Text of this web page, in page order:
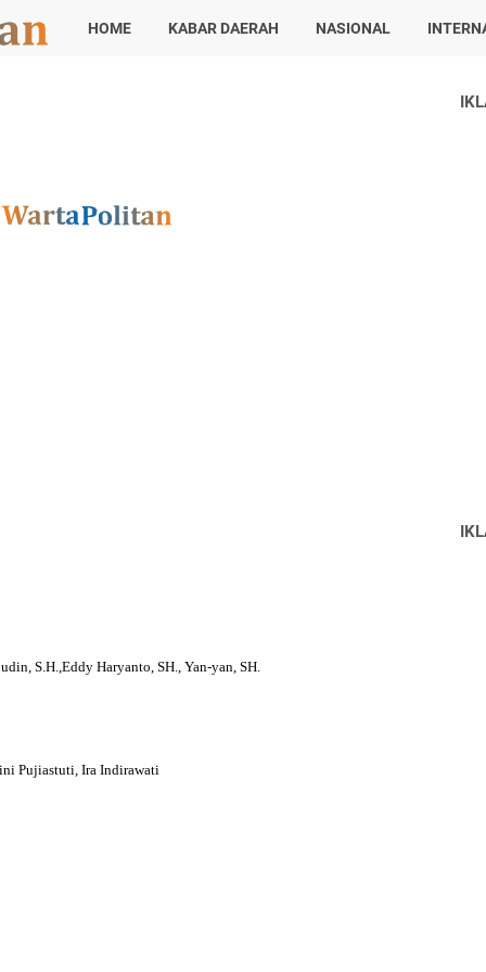
HOME KABAR DAERAH NASIONAL
S.H.,Eddy Haryanto, SH., Yan-yan, SH.
Pujiastuti, Ira Indirawati